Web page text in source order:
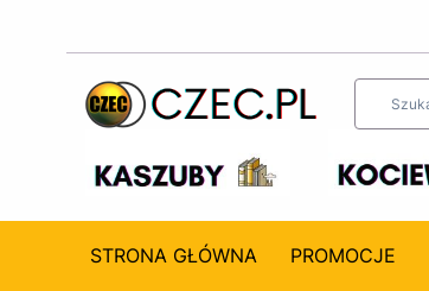
STRONA GŁÓWNA PROMOCJE